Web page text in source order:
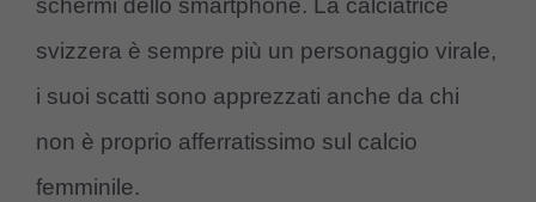
schermi dello smartphone. La calciatrice
svizzera è sempre più un personaggio virale,
i suoi scatti sono apprezzati anche da chi
non è proprio afferratissimo sul calcio
femminile.